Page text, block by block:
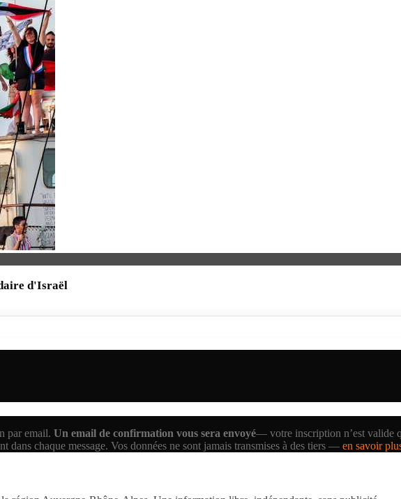
d'Israël
par email. Un email de confirmation vous sera envoyé— votre inscription n’est valide
chaque message. Vos données ne sont jamais transmises à des tiers — en savoir